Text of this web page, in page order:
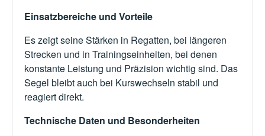
Einsatzbereiche und Vorteile
Es zeigt seine Stärken in Regatten, bei längeren
Strecken und in Trainingseinheiten, bei denen
konstante Leistung und Präzision wichtig sind. Das
Segel bleibt auch bei Kurswechseln stabil und
reagiert direkt.
Technische Daten und Besonderheiten